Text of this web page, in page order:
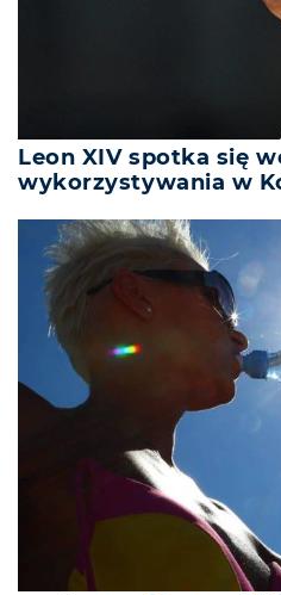
Leon XIV spotka się
wykorzystywania w